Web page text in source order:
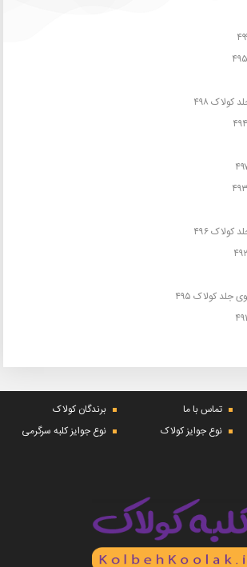
۴۹۸
۴۹۶
کولاک ۴۹۵
تماس با ما
برندگان کولاک
نوع جوایز کولاک
نوع جوایز کلبه سرگرمی